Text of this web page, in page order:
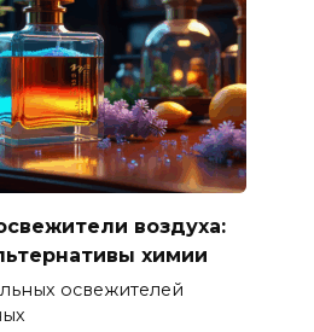
воздуха:
химии
освежителей